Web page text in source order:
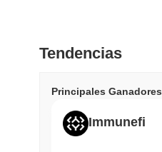
Tendencias
Principales Ganadores
Immunefi